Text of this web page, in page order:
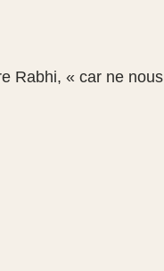
Rabhi, « car ne nous